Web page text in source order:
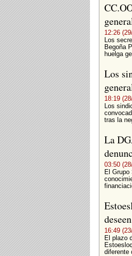
12:26
Los
Begoña
huelga
Los
18:19
Los
tras la
La
03:50
El
16:49
El plazo
diferente